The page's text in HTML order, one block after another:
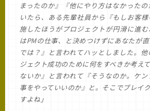
まったのか』『他にやり方はなかった
いたら、ある先輩社員から『もしお客
施したほうがプロジェクトが円滑に進
はPMの仕事、と決めつけずにあなたが
では？』と言われてハッとしました。
ジェクト成功のために何をすべきか考え
ないか』と言われて『そうなのか。ケ
事をやっていいのか』と。そこでブレイ
すよね」